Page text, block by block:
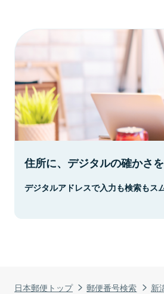
日本郵便トップ 郵便番号検索 新
住所に、デジタルの確かさを
デジタルアドレスで入力も検索もス